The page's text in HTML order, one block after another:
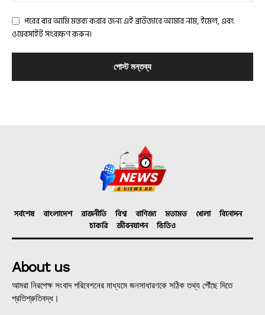
পরের বার আমি মন্তব্য করার জন্য এই ব্রাউজারে আমার নাম, ইমেল, এবং
ওয়েবসাইট সংরক্ষণ করুন।
সর্বশেষ বাংলাদেশ রাজনীতি বিশ্ব বাণিজ্য মতামত খেলা
বিনোদন
চাকরি
জীবনযাপন ভিডিও
About us
আমরা নিরপেক্ষ সংবাদ পরিবেশনের মাধ্যমে জনসাধারণকে সঠিক তথ্য পৌঁছে দিতে
প্রতিশ্রুতিবদ্ধ।